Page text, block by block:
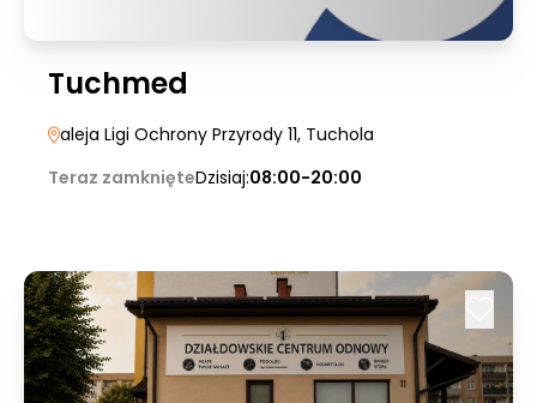
Tuchmed
aleja Ligi Ochrony Przyrody 11, Tuchola
Teraz zamknięteDzisiaj:08:00-20:00